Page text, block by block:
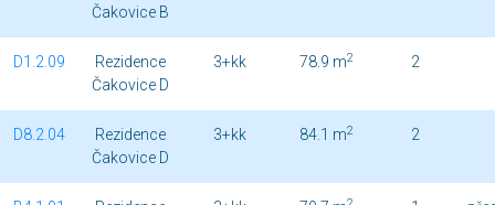
Čakovice B
D1.2.09
Rezidence
Čakovice D
3+kk 78.9 m2 2
D8.2.04
Rezidence
Čakovice D
3+kk 84.1 m2 2